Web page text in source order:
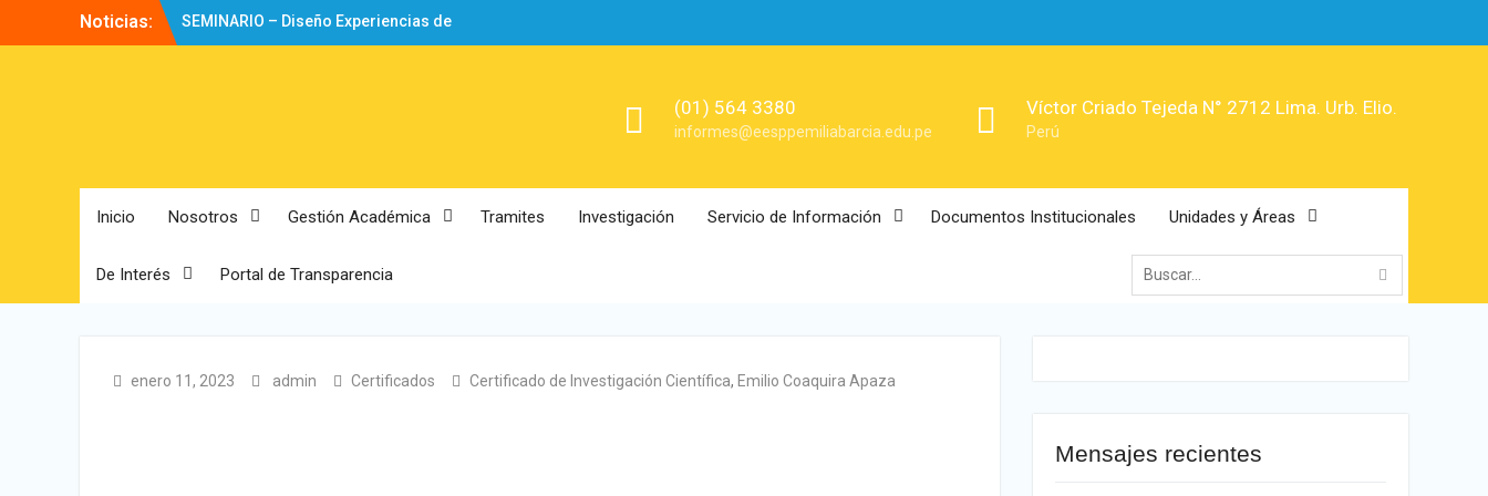
Noticias:
SEMINARIO – Diseño Experiencias de
Aprendizaje
(01) 564 3380
informes@eesppemiliabarcia.edu.pe
Víctor Criado Tejeda N° 2712 Lima. Urb. Elio.
Perú
Inicio Nosotros Gestión Académica Tramites Investigación Servicio de Información Documentos Institucionales Unidades y Áreas
De Interés Portal de Transparencia
enero 11, 2023 admin Certificados Certificado de Investigación Científica, Emilio Coaquira Apaza
Mensajes recientes